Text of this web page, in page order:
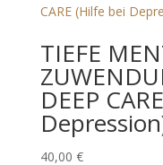
TIEFE
DEEP
40,00 €